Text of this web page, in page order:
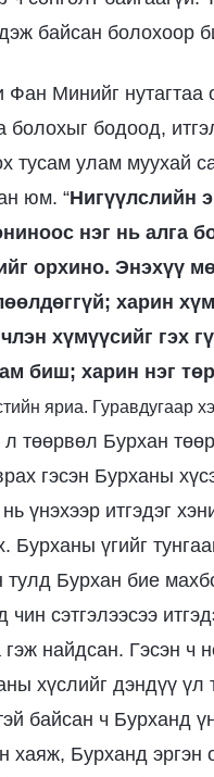
байсан болохоор
Фан Минийг
болохыг бодоод,
тусам улам муухай
юм. “Нигүүлслийн
нэг нь алга
орхино. Энэхүү
харин
хүмүүсийг гэх
биш; харин нэг
яриа. Гуравдугаар
л төөрвөл Бурхан
гэсэн Бурханы
үнэхээр итгэдэг
үгийг
тулд Бурхан бие
чин сэтгэлээсээ
найдсан. Гэсэн ч
хүслийг дэндүү
байсан ч Бурханд
хаяж, Бурханд